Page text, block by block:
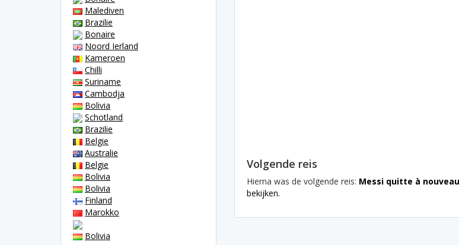
Malediven
Brazilie
Bonaire
Noord Ierland
Kameroen
Chilli
Suriname
Cambodja
Bolivia
Schotland
Brazilie
Belgie
Australie
Belgie
Bolivia
Bolivia
Finland
Marokko
Bolivia
Volgende reis
Hierna was de volgende reis: Messi quitte à
bekijken.